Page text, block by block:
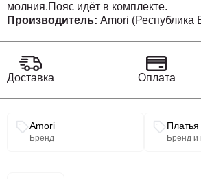
молния.Пояс идёт в комплекте.
Производитель: Amori (Республика
Доставка Оплата
Связанные разделы каталога
Amori
Бренд Бренд и